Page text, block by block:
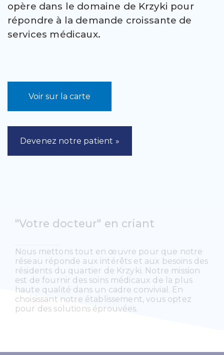
opère dans le domaine de Krzyki pour
répondre à la demande croissante de
services médicaux.
Voir sur la carte
Devenez notre patient »
"Votre docteur" en criant
Nous mettons tout en œuvre pour que notre
réseau réponde aux intérêts et aux besoins des
résidents du quartier de Krzyki. Notre mission
est de fournir des soins médicaux de la plus
haute qualité dans un cadre convivial. En
choisissant notre établissement, vous optez
pour des solutions éprouvées.